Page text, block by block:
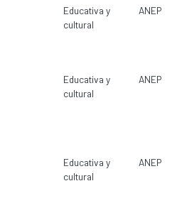
Educativa y
cultural
ANEP
Educativa y
cultural
ANEP
Educativa y
cultural
ANEP